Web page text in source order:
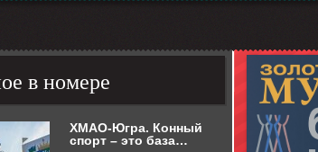
в номере
ХМАО-Югра. Конный
спорт – это база…